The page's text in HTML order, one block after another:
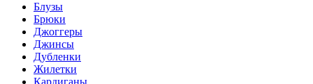
Блузы
Брюки
Джоггеры
Джинсы
Дубленки
Жилетки
Кардиганы